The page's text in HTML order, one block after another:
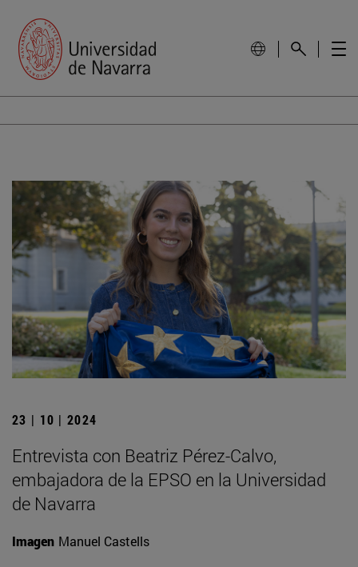
23 | 10 | 2024
Entrevista con Beatriz Pérez-Calvo,
embajadora de la EPSO en la Universidad
de Navarra
Imagen Manuel Castells